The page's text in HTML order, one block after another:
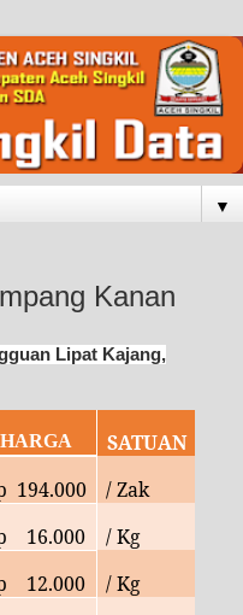
▼
Kanan
Lipat Kajang,
HARGA
SATUAN
194.000
/ Zak
16.000
/ Kg
12.000
/ Kg